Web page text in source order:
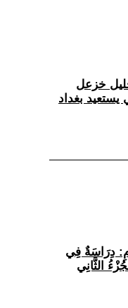
جليل خزعل
بغداد
دِرَاسَةٌ فِي
الثَّانِي